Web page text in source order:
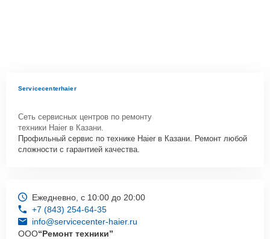
Servicecenterhaier
Сеть сервисных центров по ремонту
техники Haier в Казани.
Профильный сервис по технике Haier в Казани. Ремонт любой
сложности с гарантией качества.
Ежедневно, с 10:00 до 20:00
+7 (843) 254-64-35
info@servicecenter-haier.ru
ООО“Ремонт техники”